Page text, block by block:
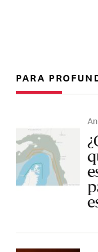
PARA